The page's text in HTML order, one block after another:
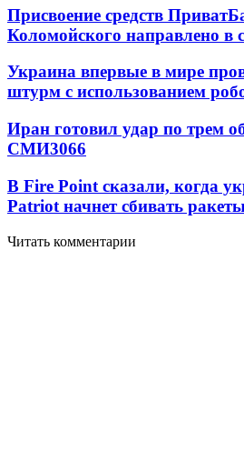
Присвоение средств
Коломойского направлено в
Украина впервые в мире
штурм с использованием
Иран готовил удар по трем
СМИ3066
В Fire Point сказали, когда
Patriot начнет сбивать
Читать комментарии